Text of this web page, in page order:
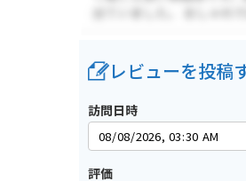
レビューを投稿
訪問日時
評価